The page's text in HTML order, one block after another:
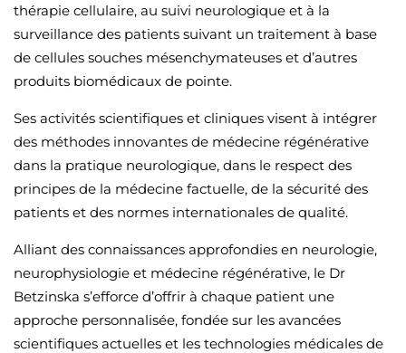
thérapie cellulaire, au suivi neurologique et à la
surveillance des patients suivant un traitement à base
de cellules souches mésenchymateuses et d’autres
produits biomédicaux de pointe.
Ses activités scientifiques et cliniques visent à intégrer
des méthodes innovantes de médecine régénérative
dans la pratique neurologique, dans le respect des
principes de la médecine factuelle, de la sécurité des
patients et des normes internationales de qualité.
Alliant des connaissances approfondies en neurologie,
neurophysiologie et médecine régénérative, le Dr
Betzinska s’efforce d’offrir à chaque patient une
approche personnalisée, fondée sur les avancées
scientifiques actuelles et les technologies médicales de